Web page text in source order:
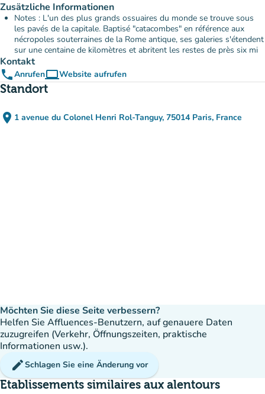
Zusätzliche Informationen
Notes : L'un des plus grands ossuaires du monde se trouve sous
les pavés de la capitale. Baptisé "catacombes" en référence aux
nécropoles souterraines de la Rome antique, ses galeries s'étendent
sur une centaine de kilomètres et abritent les restes de près six mi
Kontakt
phoneAnrufencomputerWebsite aufrufen
(new tab)
Standort
place 1 avenue du Colonel Henri Rol-Tanguy, 75014 Paris, France
(in Google Maps öffnen)
(new tab)
Möchten Sie diese Seite verbessern?
Helfen Sie Affluences-Benutzern, auf genauere Daten
zuzugreifen (Verkehr, Öffnungszeiten, praktische
Informationen usw.).
editSchlagen Sie eine Änderung vor
Etablissements similaires aux alentours